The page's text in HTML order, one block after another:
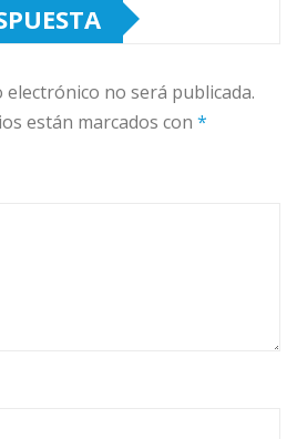
no será publicada.
están marcados con *